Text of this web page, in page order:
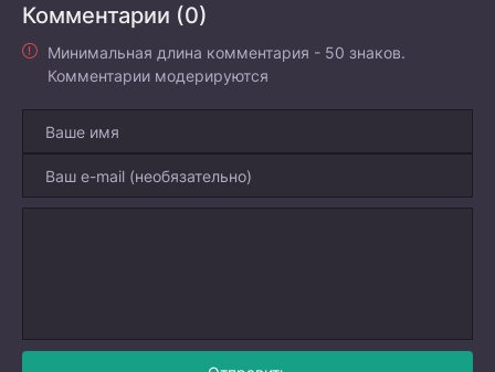
Комментарии (0)
Минимальная длина комментария - 50 знаков.
Комментарии модерируются